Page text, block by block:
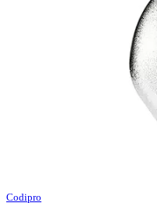
Codipro